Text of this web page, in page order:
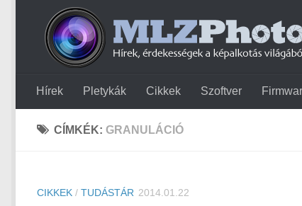
Hírek Pletykák Cikkek Szoftver
CÍMKÉK: GRANULÁCIÓ
CIKKEK / TUDÁSTÁR 2014.01.22